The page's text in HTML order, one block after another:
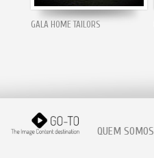
GALA HOME TAILORS
QUEM SOMOS